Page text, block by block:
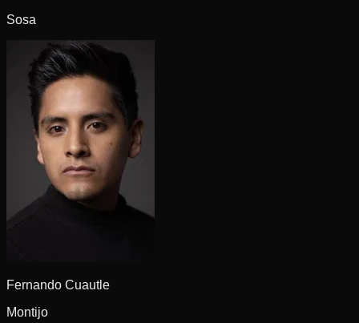
Sosa
Fernando Cuautle
Montijo